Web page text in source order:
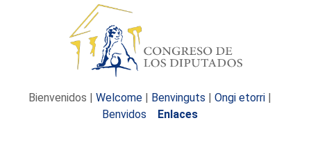
Bienvenidos | Welcome | Benvinguts | Ongi etorri |
Benvidos
Enlaces